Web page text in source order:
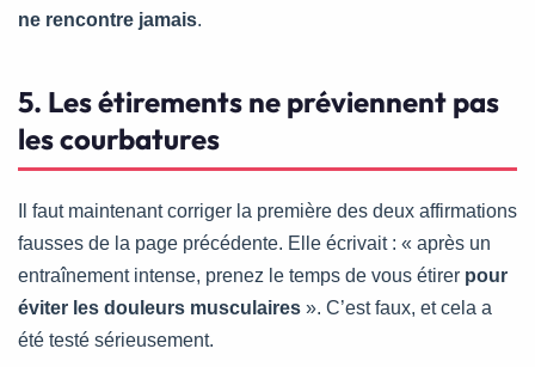
ne rencontre jamais.
5. Les étirements ne préviennent pas
les courbatures
Il faut maintenant corriger la première des deux affirmations
fausses de la page précédente. Elle écrivait : « après un
entraînement intense, prenez le temps de vous étirer pour
éviter les douleurs musculaires ». C’est faux, et cela a
été testé sérieusement.